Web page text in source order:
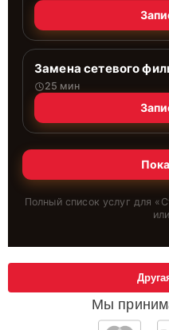
Замена сетевого
25 мин
Полный список услуг для «
Мы